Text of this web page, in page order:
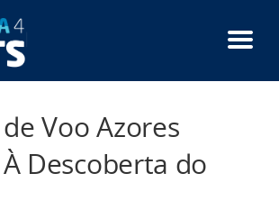
Voo Azores
Descoberta do